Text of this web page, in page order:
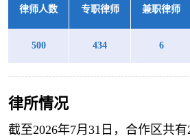
律师人数 专职律师 兼职律师
500 434 6
律所情况
截至2026年7月31日，合作区共